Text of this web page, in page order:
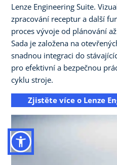
Lenze Engineering Suite.
zpracování receptur a další
proces vývoje od plánování
Sada je založena na
snadnou integraci do
pro efektivní a bezpečnou
cyklu stroje.
Zjistěte více o Lenze